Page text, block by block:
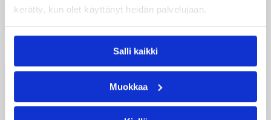
kerätty, kun olet käyttänyt heidän palvelujaan.
Salli kaikki
Muokkaa
puolestaan saivat suomalaistoimesta kyytiä.
Suomen
Urheilupuistontie 3